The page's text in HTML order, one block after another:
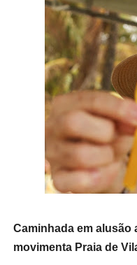
Caminhada em alusão
movimenta Praia de